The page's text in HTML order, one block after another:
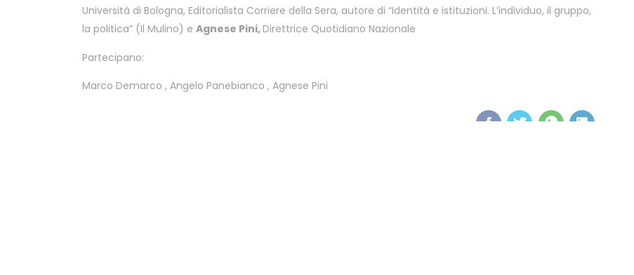
Università di Bologna, Editorialista Corriere della Sera, autore di “Identità e istituzioni. L’individuo, il gruppo,
la politica” (Il Mulino) e Agnese Pini, Direttrice Quotidiano Nazionale
Partecipano:
Marco Demarco , Angelo Panebianco , Agnese Pini